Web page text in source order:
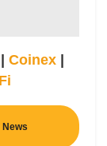
| Coinex |
News